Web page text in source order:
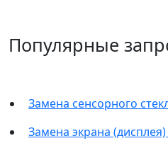
Популярные
Замена сенсорного
Замена экрана